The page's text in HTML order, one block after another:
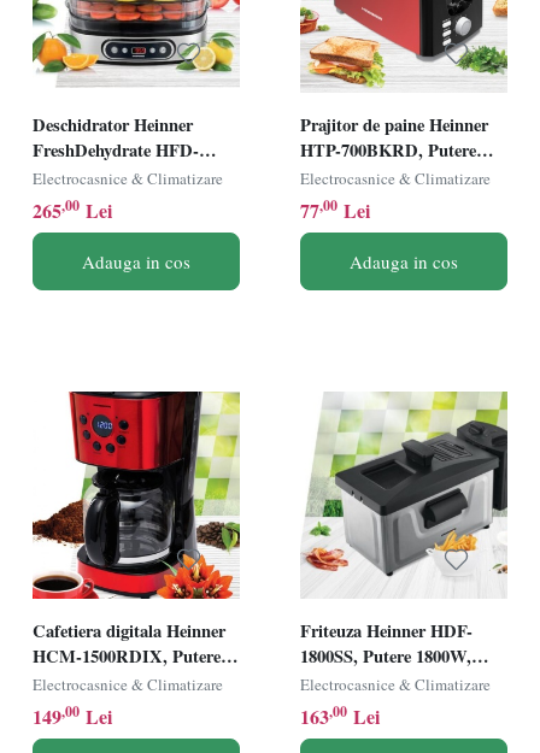
Deschidrator Heinner
FreshDehydrate HFD-
K380SSBK, 380W, Ecran
LED, 5 Tavi din otel
inoxidabil, Inox
Electrocasnice & Climatizare
265,00 Lei
Adauga in cos
Prajitor de paine Heinner
HTP-700BKRD, Putere
750W, 2 felii, 7 niveluri de
rumenire, Spatiu depozitare
cablu, Negru/ Rosu
Electrocasnice & Climatizare
77,00 Lei
Adauga in cos
Cafetiera digitala Heinner
HCM-1500RDIX, Putere
900W, Capacitate 1.5L,
Timer, Display Led,
Rosu/Negru
Electrocasnice & Climatizare
149,00 Lei
Friteuza Heinner HDF-
1800SS, Putere 1800W,
Capacitate 3L, Termostat
reglabil, Timer, Inox
Electrocasnice & Climatizare
163,00 Lei